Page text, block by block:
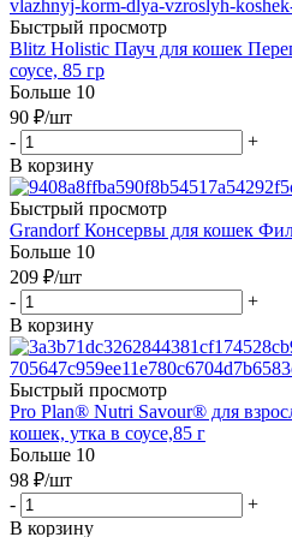
Быстрый просмотр
Blitz Holistic Пауч для кошек
соусе, 85 гр
Больше 10
90 ₽/шт
-
+
В корзину
Быстрый просмотр
Grandorf Консервы для кошек
Больше 10
209 ₽/шт
-
+
В корзину
Быстрый просмотр
Pro Plan® Nutri Savour® для
кошек, утка в соусе,85 г
Больше 10
98 ₽/шт
-
+
В корзину